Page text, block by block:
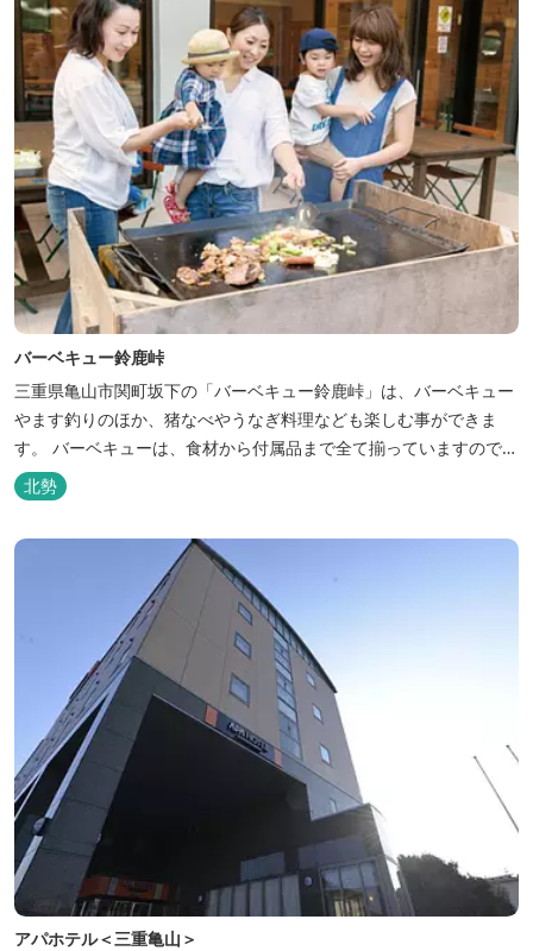
バーベキュー鈴鹿峠
三重県亀山市関町坂下の「バーベキュー鈴鹿峠」は、バーベキュー
やます釣りのほか、猪なべやうなぎ料理なども楽しむ事ができま
す。 バーベキューは、食材から付属品まで全て揃っていますので手
ぶらで楽しむ事ができますよ！釣り掘がありますので、釣ったその
場で味わえる「マス釣り」も人気です。 宿泊施設も完備していま
北勢
アパホテル＜三重亀山＞